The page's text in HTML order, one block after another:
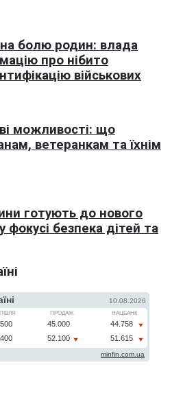
болю родин: влада
про нібито
військових
можливості: що
ветеранкам та їхнім
готують до нового
фокусі безпека дітей та